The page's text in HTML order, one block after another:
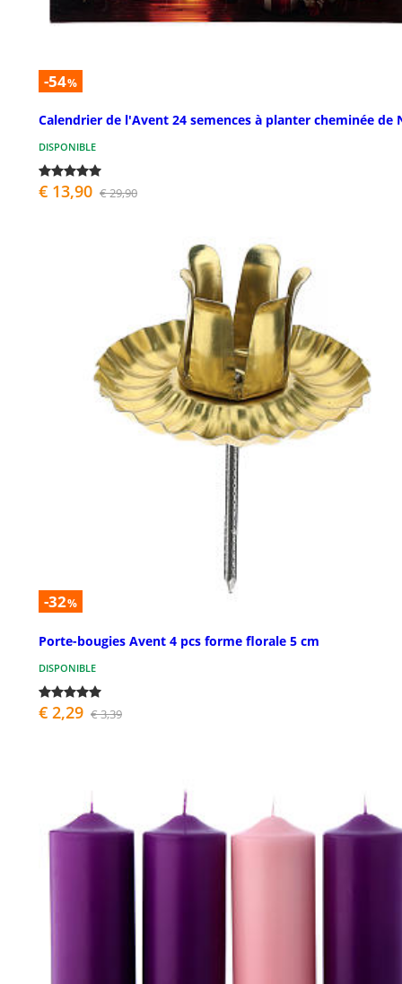
-54%
Calendrier de l'Avent 24 semences à planter cheminée de
DISPONIBLE
€ 13,90 € 29,90
-32%
Porte-bougies Avent 4 pcs forme florale 5 cm
DISPONIBLE
€ 2,29 € 3,39